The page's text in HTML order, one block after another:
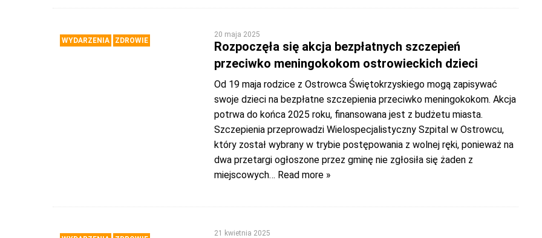
WYDARZENIA ZDROWIE
20 maja 2025
Rozpoczęła się akcja bezpłatnych szczepień
przeciwko meningokokom ostrowieckich dzieci
Od 19 maja rodzice z Ostrowca Świętokrzyskiego mogą zapisywać
swoje dzieci na bezpłatne szczepienia przeciwko meningokokom. Akcja
potrwa do końca 2025 roku, finansowana jest z budżetu miasta.
Szczepienia przeprowadzi Wielospecjalistyczny Szpital w Ostrowcu,
który został wybrany w trybie postępowania z wolnej ręki, ponieważ na
dwa przetargi ogłoszone przez gminę nie zgłosiła się żaden z
miejscowych… Read more »
21 kwietnia 2025